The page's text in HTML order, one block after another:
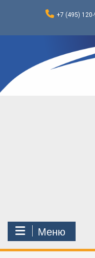
+7 (495)
Меню